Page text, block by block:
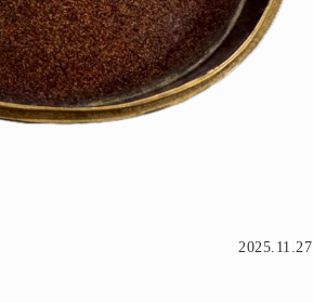
2025.11.27